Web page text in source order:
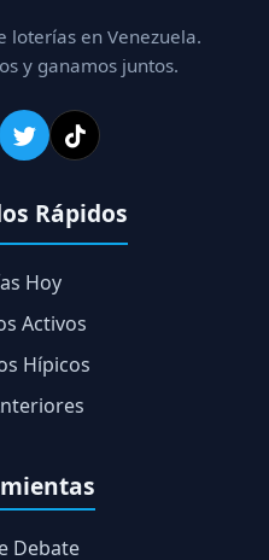
loterías en Venezuela.
y ganamos juntos.
Rápidos
Hoy
Activos
Hípicos
Debate